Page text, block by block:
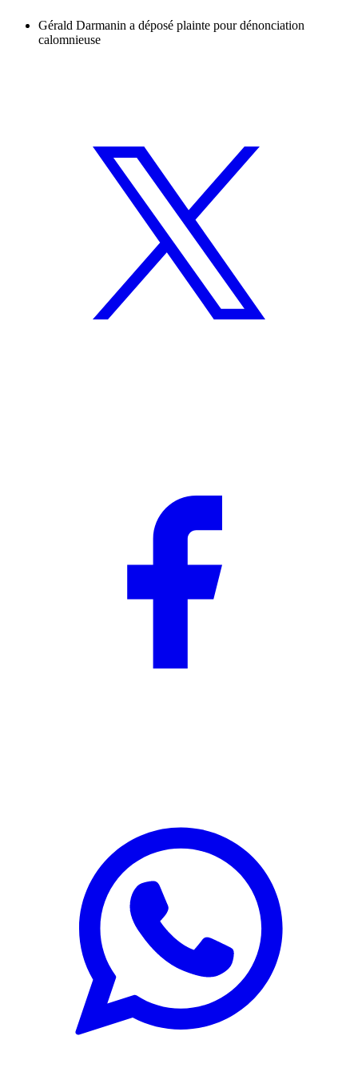
Gérald Darmanin a déposé plainte pour dénonciation
calomnieuse